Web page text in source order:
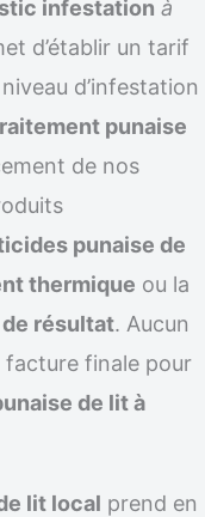
infestation à
d’établir un tarif
d’infestation
punaise
de nos
punaise de
thermique ou la
résultat. Aucun
facture finale pour
de lit à
lit local prend en